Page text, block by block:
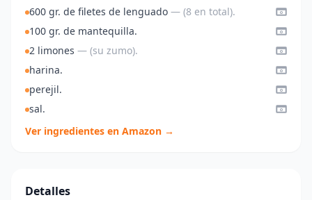
600 gr. de filetes de lenguado — (8 en total).
100 gr. de mantequilla.
2 limones — (su zumo).
harina.
perejil.
sal.
Ver ingredientes en Amazon →
Detalles